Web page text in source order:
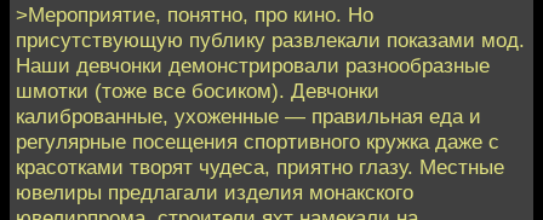
>Мероприятие, понятно, про кино. Но
присутствующую публику развлекали показами мод.
Наши девчонки демонстрировали разнообразные
шмотки (тоже все босиком). Девчонки
калиброванные, ухоженные — правильная еда и
регулярные посещения спортивного кружка даже с
красотками творят чудеса, приятно глазу. Местные
ювелиры предлагали изделия монакского